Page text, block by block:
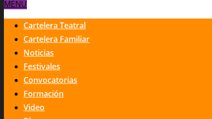
MENU
Cartelera Teatral
Cartelera Familiar
Noticias
Festivales
Convocatorias
Formación
Video